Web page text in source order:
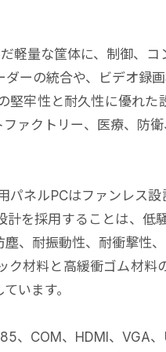
軽量な筐体に、制御、
ーの統合や、ビデオ
堅牢性と耐久性に優れ
ァクトリー、医療、防
パネルPCはファンレス
を採用することは、
、耐振動性、耐衝撃性
材料と高緩衝ゴム材
います。
、COM、HDMI、VGA